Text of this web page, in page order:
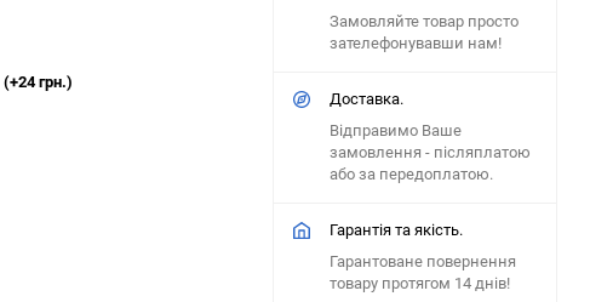
Замовляйте товар просто
зателефонувавши нам!
Доставка.
Відправимо Ваше
замовлення - післяплатою
або за передоплатою.
Гарантія та якість.
Гарантоване повернення
товару протягом 14 днів!
(+24 грн.)